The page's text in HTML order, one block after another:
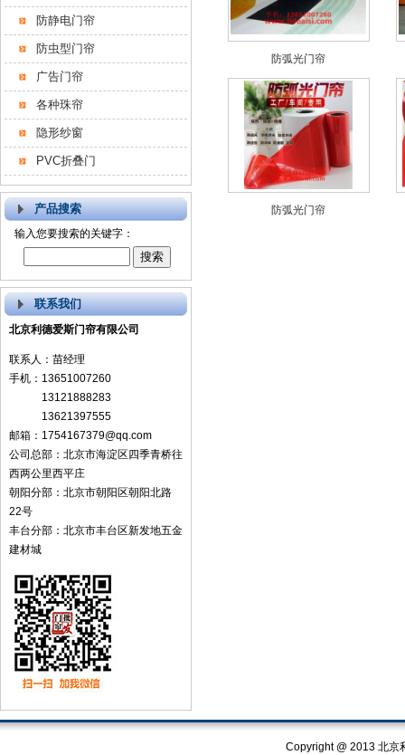
防静电门帘
防虫型门帘
广告门帘
各种珠帘
隐形纱窗
PVC折叠门
产品搜索
输入您要搜索的关键字：
联系我们
北京利德爱斯门帘有限公司
联系人：苗经理
手机：13651007260
13121888283
13621397555
邮箱：1754167379@qq.com
公司总部：北京市海淀区四季青桥往
西两公里西平庄
朝阳分部：北京市朝阳区朝阳北路
22号
丰台分部：北京市丰台区新发地五金
建材城
防弧光门帘
防弧光门帘
Copyright @ 2013 北京